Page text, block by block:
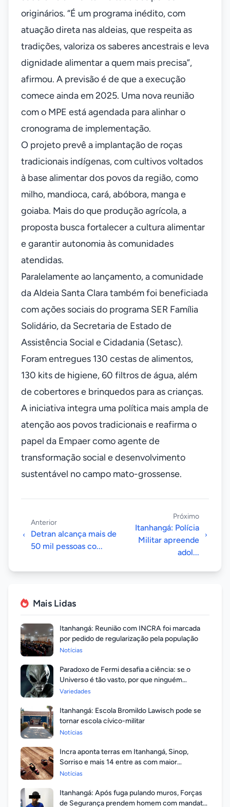
originários. “É um programa inédito, com
atuação direta nas aldeias, que respeita as
tradições, valoriza os saberes ancestrais e leva
dignidade alimentar a quem mais precisa”,
afirmou. A previsão é de que a execução
comece ainda em 2025. Uma nova reunião
com o MPE está agendada para alinhar o
cronograma de implementação.
O projeto prevê a implantação de roças
tradicionais indígenas, com cultivos voltados
à base alimentar dos povos da região, como
milho, mandioca, cará, abóbora, manga e
goiaba. Mais do que produção agrícola, a
proposta busca fortalecer a cultura alimentar
e garantir autonomia às comunidades
atendidas.
Paralelamente ao lançamento, a comunidade
da Aldeia Santa Clara também foi beneficiada
com ações sociais do programa SER Família
Solidário, da Secretaria de Estado de
Assistência Social e Cidadania (Setasc).
Foram entregues 130 cestas de alimentos,
130 kits de higiene, 60 filtros de água, além
de cobertores e brinquedos para as crianças.
A iniciativa integra uma política mais ampla de
atenção aos povos tradicionais e reafirma o
papel da Empaer como agente de
transformação social e desenvolvimento
sustentável no campo mato-grossense.
Anterior
Detran alcança mais de
50 mil pessoas co...
Próximo
Itanhangá: Polícia
Militar apreende
adol...
Mais Lidas
Itanhangá: Reunião com INCRA foi marcada
por pedido de regularização pela população
Notícias
Paradoxo de Fermi desafia a ciência: se o
Universo é tão vasto, por que ninguém
respondeu?
Variedades
Itanhangá: Escola Bromildo Lawisch pode se
tornar escola cívico-militar
Notícias
Incra aponta terras em Itanhangá, Sinop,
Sorriso e mais 14 entre as com maior
valorização
Notícias
Itanhangá: Após fuga pulando muros, Forças
de Segurança prendem homem com mandato